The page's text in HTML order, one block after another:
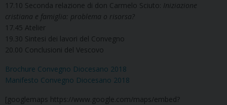
17.10 Seconda relazione di don Carmelo Sciuto: Iniziazione
cristiana e famiglia: problema o risorsa?
17.45 Atelier
19.30 Sintesi dei lavori del Convegno
20.00 Conclusioni del Vescovo
Brochure Convegno Diocesano 2018
Manifesto Convegno Diocesano 2018
[googlemaps https://www.google.com/maps/embed?